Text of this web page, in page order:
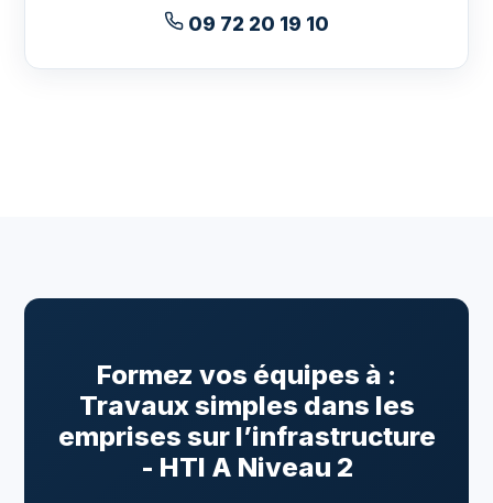
09 72 20 19 10
Formez vos équipes à :
Travaux simples dans les
emprises sur l’infrastructure
- HTI A Niveau 2